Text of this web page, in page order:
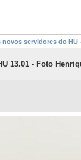
novos servidores do HU
13.01 - Foto